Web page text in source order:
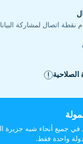
في جميع أنحاء شبه جزيرة
واحدة فقط.
نقطة اتصال لمشاركة